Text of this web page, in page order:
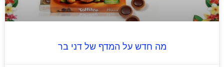
מה חדש על המדף של דני בר